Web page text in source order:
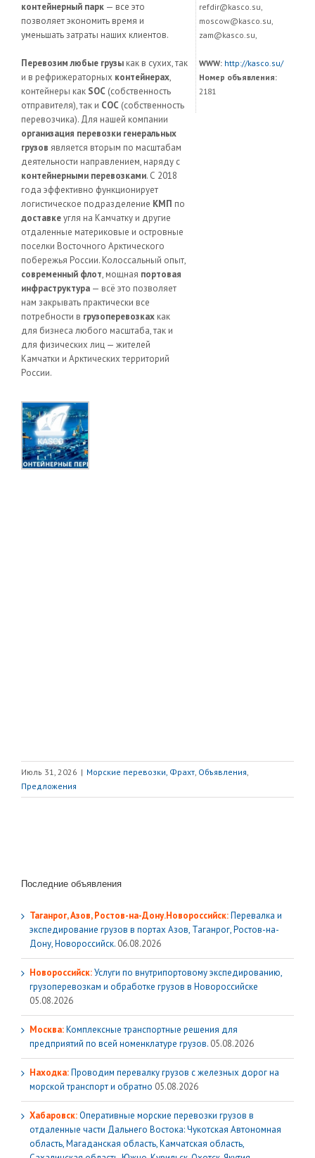
контейнерный парк — все это
позволяет экономить время и
уменьшать затраты наших клиентов.
Перевозим любые грузы как в сухих, так
и в рефрижераторных контейнерах,
контейнеры как SOC (собственность
отправителя), так и COC (собственность
перевозчика). Для нашей компании
организация перевозки генеральных
грузов является вторым по масштабам
деятельности направлением, наряду с
контейнерными перевозками. С 2018
года эффективно функционирует
логистическое подразделение КМП по
доставкеугля на Камчатку и другие
отдаленные материковые и островные
поселки Восточного Арктического
побережья России. Колоссальный опыт,
современный флот, мощная портовая
инфраструктура — всё это позволяет
нам закрывать практически все
потребности в грузоперевозках как
для бизнеса любого масштаба, так и
для физических лиц — жителей
Камчатки и Арктических территорий
России.
refdir@kasco.su,
moscow@kasco.su,
zam@kasco.su,
WWW: http://kasco.su/
Номер объявления:
2181
Июль 31, 2026 | Морские перевозки, Фрахт, Объявления,
Предложения
Последние объявления
Таганрог, Азов, Ростов-на-Дону.Новороссийск:Перевалка и
экспедирование грузов в портах Азов, Таганрог, Ростов-на-
Дону, Новороссийск. 06.08.2026
Новороссийск:Услуги по внутрипортовому экспедированию,
грузоперевозкам и обработке грузов в Новороссийске
05.08.2026
Москва:Комплексные транспортные решения для
предприятий по всей номенклатуре грузов. 05.08.2026
Находка:Проводим перевалку грузов с железных дорог на
морской транспорт и обратно 05.08.2026
Хабаровск:Оперативные морские перевозки грузов в
отдаленные части Дальнего Востока: Чукотская Автономная
область, Магаданская область, Камчатская область,